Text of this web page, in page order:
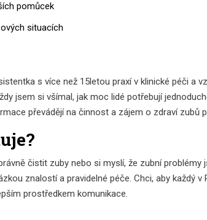
pomůcek
situacích
s více než 15letou praxí v klinické péči a
jsem si všímal, jak moc lidé potřebují
převádějí na činnost a zájem o zdraví zubů
čistit zuby nebo si myslí, že zubní problémy
znalostí a pravidelné péče. Chci, aby každý
prostředkem komunikace.